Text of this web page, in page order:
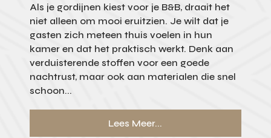
Als je gordijnen kiest voor je B&B, draait het
niet alleen om mooi eruitzien. Je wilt dat je
gasten zich meteen thuis voelen in hun
kamer en dat het praktisch werkt. Denk aan
verduisterende stoffen voor een goede
nachtrust, maar ook aan materialen die snel
schoon...
Lees Meer...